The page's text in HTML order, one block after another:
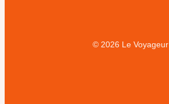
© 2026 Le Voyageur